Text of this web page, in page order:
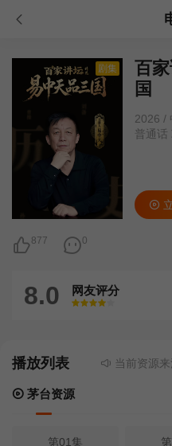
剧集
百
国
2026 /
普通话
877 0
8.0 网友评分
很差
较差还行推荐力荐
播放列表 当前资源来
茅台资源
第01集